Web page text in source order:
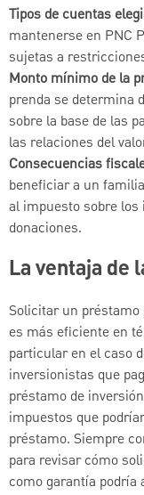
Tipos de cuentas
mantenerse en PNC
sujetas a
Monto mínimo de la
prenda se determina
sobre la base de las
las relaciones del
Consecuencias
beneficiar a un
al impuesto sobre
donaciones.
La ventaja de
Solicitar un
es más eficiente en
particular en el caso
inversionistas que
préstamo de
impuestos que
préstamo. Siempre
para revisar cómo
como garantía